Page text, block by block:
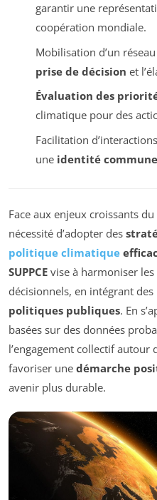
garantir une
coopération mondiale.
Mobilisation d’un
prise de décision et
Évaluation des
climatique pour des
Facilitation
une identité commune
Face aux enjeux croissants du
nécessité d’adopter des
politique climatique
SUPPCE vise à harmoniser
décisionnels, en intégrant
politiques publiques. En
basées sur des données
l’engagement collectif autour
favoriser une démarche
avenir plus durable.